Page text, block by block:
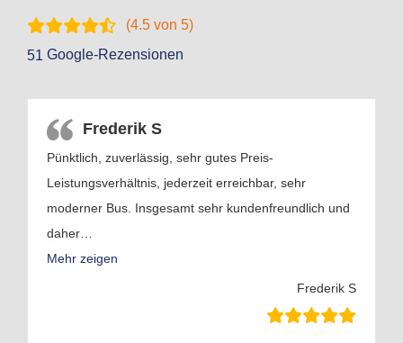
(4.5 von 5)
51 Google-Rezensionen
Frederik S
Pünktlich, zuverlässig, sehr gutes Preis-
Leistungsverhältnis, jederzeit erreichbar, sehr
moderner Bus. Insgesamt sehr kundenfreundlich und
daher
Mehr zeigen
Frederik S